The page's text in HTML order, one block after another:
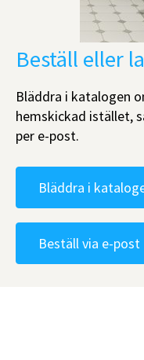
Beställ eller
Bläddra i katalogen
hemskickad istället,
per e-post.
Bläddra i
Beställ via e-post